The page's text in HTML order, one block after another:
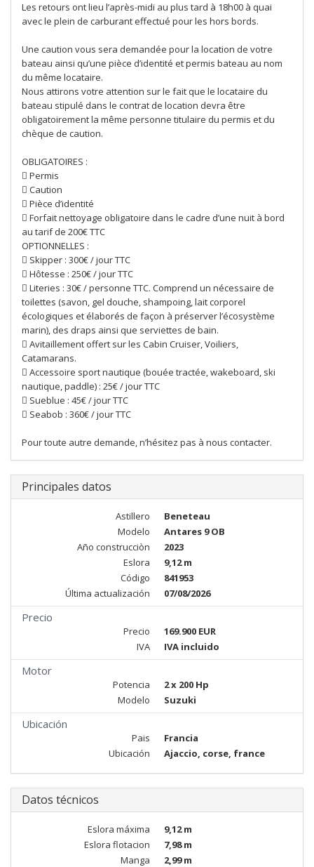
Les retours ont lieu l’après-midi au plus tard à 18h00 à quai
avec le plein de carburant effectué pour les hors bords.
Une caution vous sera demandée pour la location de votre
bateau ainsi qu’une pièce d’identité et permis bateau au nom
du même locataire.
Nous attirons votre attention sur le fait que le locataire du
bateau stipulé dans le contrat de location devra être
obligatoirement la même personne titulaire du permis et du
chèque de caution.
OBLIGATOIRES :
 Permis
 Caution
 Pièce d’identité
 Forfait nettoyage obligatoire dans le cadre d’une nuit à bord
au tarif de 200€ TTC
OPTIONNELLES :
 Skipper : 300€ / jour TTC
 Hôtesse : 250€ / jour TTC
 Literies : 30€ / personne TTC. Comprend un nécessaire de
toilettes (savon, gel douche, shampoing, lait corporel
écologiques et élaborés de façon à préserver l’écosystème
marin), des draps ainsi que serviettes de bain.
 Avitaillement offert sur les Cabin Cruiser, Voiliers,
Catamarans.
 Accessoire sport nautique (bouée tractée, wakeboard, ski
nautique, paddle) : 25€ / jour TTC
 Sueblue : 45€ / jour TTC
 Seabob : 360€ / jour TTC
Pour toute autre demande, n’hésitez pas à nous contacter.
Principales datos
Astillero
Beneteau
Modelo
Antares 9 OB
Año construcciòn
2023
Eslora
9,12 m
Código
841953
Última actualización
07/08/2026
Precio
Precio
169.900 EUR
IVA
IVA incluido
Motor
Potencia
2 x 200 Hp
Modelo
Suzuki
Ubicación
Pais
Francia
Ubicación
Ajaccio, corse, france
Datos técnicos
Eslora máxima
9,12 m
Eslora flotacion
7,98 m
Manga
2,99 m